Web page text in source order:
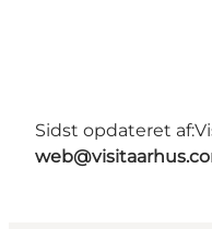
Sidst opdateret af: